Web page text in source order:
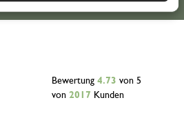
Bewertung 4.73 von 5
von 2017 Kunden